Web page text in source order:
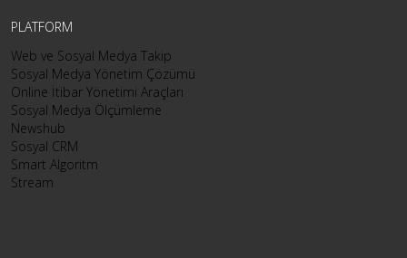
PLATFORM
Web ve Sosyal Medya Takip
Sosyal Medya Yönetim Çözümü
Online İtibar Yönetimi Araçları
Sosyal Medya Ölçümleme
Newshub
Sosyal CRM
Smart Algoritm
Stream